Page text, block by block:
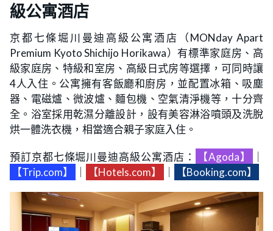
級公寓酒店
京都七條堀川曼迪高級公寓酒店（MONday Apart
Premium Kyoto Shichijo Horikawa）有標準家庭房、高
級家庭房、特級和室房、高級日式房等選擇，可同時讓
4人入住。公寓擁有客飯廳和廚房，並配置冰箱、吸塵
器、電磁爐、微波爐、麵包機、空氣清淨機等，十分齊
全。浴室採用乾濕分離設計，設有美容淋浴噴頭及洗脫
烘一體洗衣機，相當適合親子家庭入住。
預訂京都七條堀川曼迪高級公寓酒店： 【Agoda】
【Trip.com】
【Hotels.com】 【Booking.com】